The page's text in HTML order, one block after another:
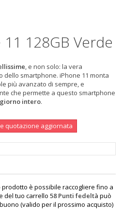
128GB Verde
, e non solo: la vera
dello smartphone. iPhone 11 monta
più avanzato di sempre, e
che permette a questo smartphone
intero.
quotazione aggiornata
è possibile raccogliere fino a
del tuo carrello 58Punti fedeltà può
(valido per il prossimo acquisto)